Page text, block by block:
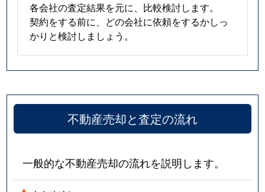
各会社の査定結果を元に、比較検討します。
契約をする前に、どの会社に依頼をするかしっ
かりと検討しましょう。
不動産売却と査定の流れ
一般的な不動産売却の流れを説明します。